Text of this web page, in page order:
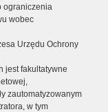
ograniczenia
wobec
Urzędu Ochrony
jest fakultatywne
zautomatyzowanym
w tym